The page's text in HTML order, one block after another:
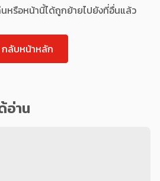
รือหน้านี้ได้ถูกย้ายไปยังที่อื่นแล้ว
กลับหน้าหลัก
อ่าน